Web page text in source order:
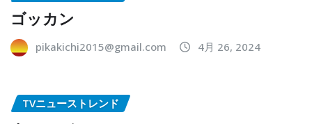
ゴッカン
pikakichi2015@gmail.com 4月 26, 2024
TVニューストレンド